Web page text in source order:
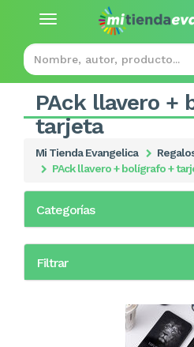
Toggle
PAck llavero +
tarjeta
Mi Tienda Evangelica
PAck llavero + bolígrafo +
Categorías
Filtrar